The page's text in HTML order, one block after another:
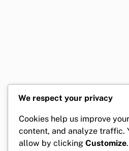
We respect your privacy
Cookies help us improve
content, and analyze traffic.
allow by clicking Customize